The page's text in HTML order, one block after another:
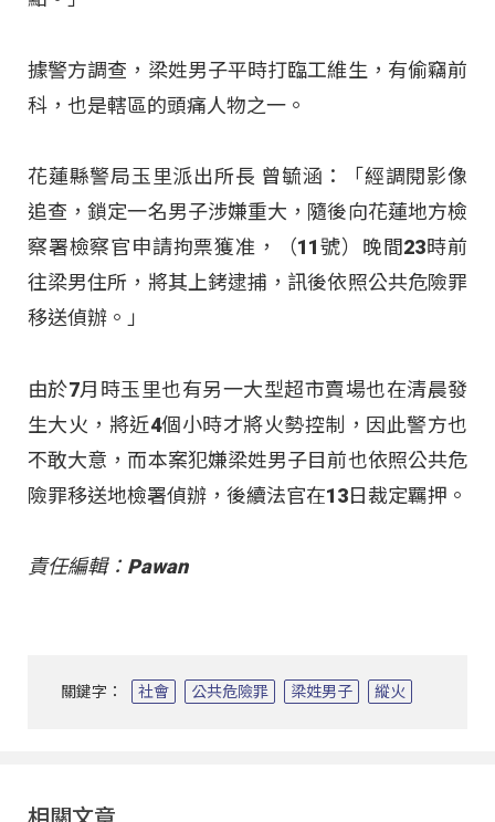
據警方調查，梁姓男子平時打臨工維生，有偷竊前
科，也是轄區的頭痛人物之一。
花蓮縣警局玉里派出所長 曾毓涵：「經調閱影像
追查，鎖定一名男子涉嫌重大，隨後向花蓮地方檢
察署檢察官申請拘票獲准，（11號）晚間23時前
往梁男住所，將其上銬逮捕，訊後依照公共危險罪
移送偵辦。」
由於7月時玉里也有另一大型超市賣場也在清晨發
生大火，將近4個小時才將火勢控制，因此警方也
不敢大意，而本案犯嫌梁姓男子目前也依照公共危
險罪移送地檢署偵辦，後續法官在13日裁定羈押。
責任編輯：Pawan
關鍵字： 社會 公共危險罪 梁姓男子 縱火